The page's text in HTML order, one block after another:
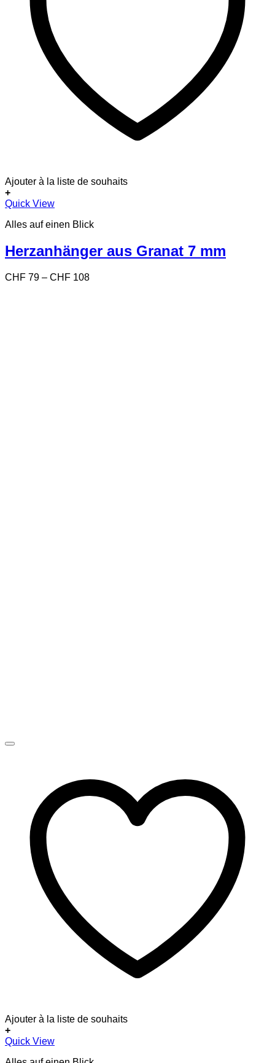
Ajouter à la liste de souhaits
+
Dieses
weist
Varianten
auf.
Optionen
Quick View
Alles auf einen Blick
Herzanhänger aus Granat 7 mm
CHF 79 – CHF 108Preisspanne:
Ajouter à la liste de souhaits
+
Quick View